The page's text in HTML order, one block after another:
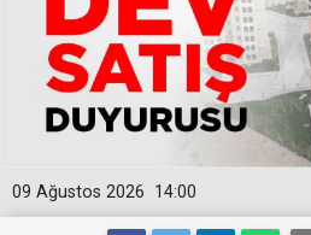
14:00
09 Ağustos 2026